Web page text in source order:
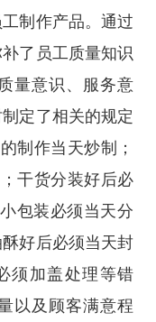
制作产品。通过
了员工质量知识
量意识、服务意
定了相关的规定
制作当天炒制；
干货分装好后必
包装必须当天分
好后必须当天封
须加盖处理等错
以及顾客满意程